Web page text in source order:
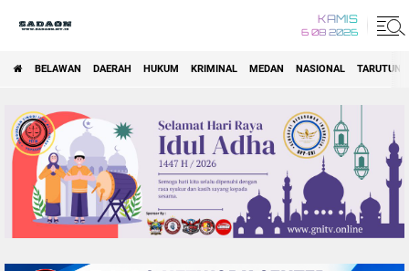
KAMIS
6 08 2026
BELAWAN DAERAH HUKUM KRIMINAL MEDAN NASIONAL TARUTUNG